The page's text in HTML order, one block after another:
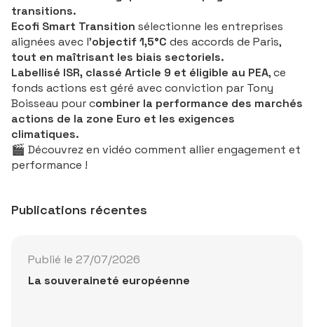
transitions.
Ecofi Smart Transition sélectionne les entreprises
alignées avec l’objectif 1,5°C des accords de Paris,
tout en maîtrisant les biais sectoriels.
Labellisé ISR, classé Article 9 et éligible au PEA, ce
fonds actions est géré avec conviction par Tony
Boisseau pour combiner la performance des marchés
actions de la zone Euro et les exigences
climatiques.
🎬 Découvrez en vidéo comment allier engagement et
performance !
Publications récentes
Publié le 27/07/2026
La souveraineté européenne